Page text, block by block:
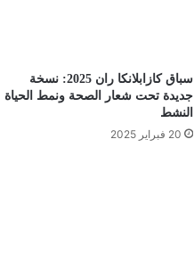
سباق كازابلانكا ران 2025: نسخة
جديدة تحت شعار الصحة ونمط الحياة
النشط
20 فبراير 2025